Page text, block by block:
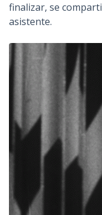
finalizar, se
asistente.